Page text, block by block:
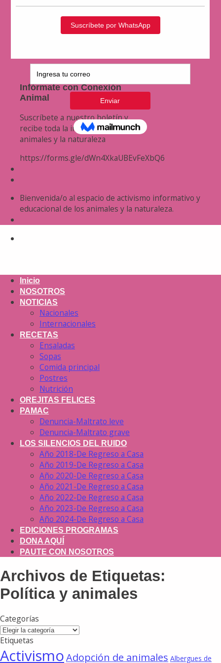
Infórmate con Conexión
Animal
Suscríbete a nuestro boletín y
recibe toda la información de los
animales y la naturaleza
https://forms.gle/dWn4XkaUBEvFeXbQ6
Bienvenida/o al espacio de activismo informativo y
educacional de los animales y la naturaleza.
Inicio
NOSOTROS
NOTICIAS
Nacionales
Internacionales
RECETAS
Ensaladas
Sopas
Comida principal
Postres
Nutrición
OREJITAS FELICES
PAMAC
Denuncia-Maltrato leve
Denuncia-Maltrato grave
LOS SILENCIOS DEL RUIDO
Año 2018-De Regreso a Casa
Año 2019-De Regreso a Casa
Año 2020-De Regreso a Casa
Año 2021-De Regreso a Casa
Año 2022-De Regreso a Casa
Año 2023-De Regreso a Casa
Año 2024-De Regreso a Casa
EDICIONES PROGRAMAS
DONA AQUÍ
PAUTE CON NOSOTROS
Archivos de Etiquetas:
Política y animales
Categorías
Categorías
Etiquetas
ActivismoAdopción de animales Albergues de